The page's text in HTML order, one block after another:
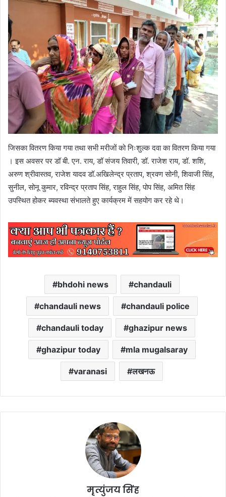
जिसका वितरण किया गया तथा सभी मरीजों को निःशुल्क दवा का वितरण किया गया
। इस अवसर पर डॉ बी. एन. राय, डॉ संजय तिवारी, डॉ. राजेश राय, डॉ. शशि,
अरुण श्रीवास्तव, राजेश यादव डॉ.अखिलेन्द्र प्रताप, श्रवण सोनी, शिवाजी सिंह,
सुनील, सोनू कुमार, रविन्द्र प्रताप सिंह, राहुल सिंह, पोप सिंह, अमित सिंह
उपस्थित होकर ब्यवस्था संभालते हुए कार्यक्रम में सहयोग कर रहे थे।
bhdohi news chandauli
chandauli news chandauli police
chandauli today ghazipur news
ghazipur today mla mugalsaray
varanasi लखनऊ
मृत्युंजय सिंह